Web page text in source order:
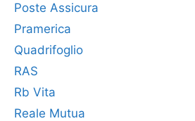
Poste Assicura
Pramerica
Quadrifoglio
RAS
Rb Vita
Reale Mutua